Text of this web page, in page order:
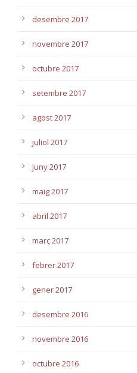
desembre 2017
novembre 2017
octubre 2017
setembre 2017
agost 2017
juliol 2017
juny 2017
maig 2017
abril 2017
març 2017
febrer 2017
gener 2017
desembre 2016
novembre 2016
octubre 2016